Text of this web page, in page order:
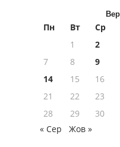
Пн Вт Ср
1
2
7
8 9
14
15 16
21
22 23
28
29
30
« Сер
Жов »